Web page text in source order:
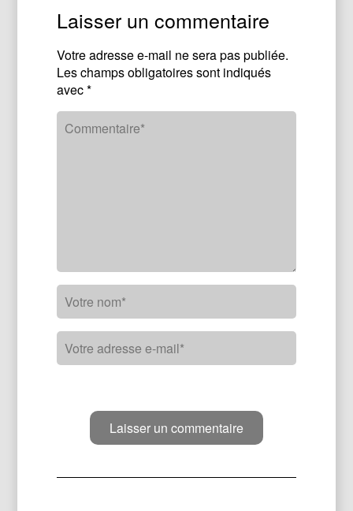
Laisser un commentaire
Votre adresse e-mail ne sera pas publiée.
Les champs obligatoires sont indiqués
avec*